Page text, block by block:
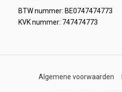
BTW nummer: BE0747474773
KVK nummer: 747474773
Algemene voorwaarden